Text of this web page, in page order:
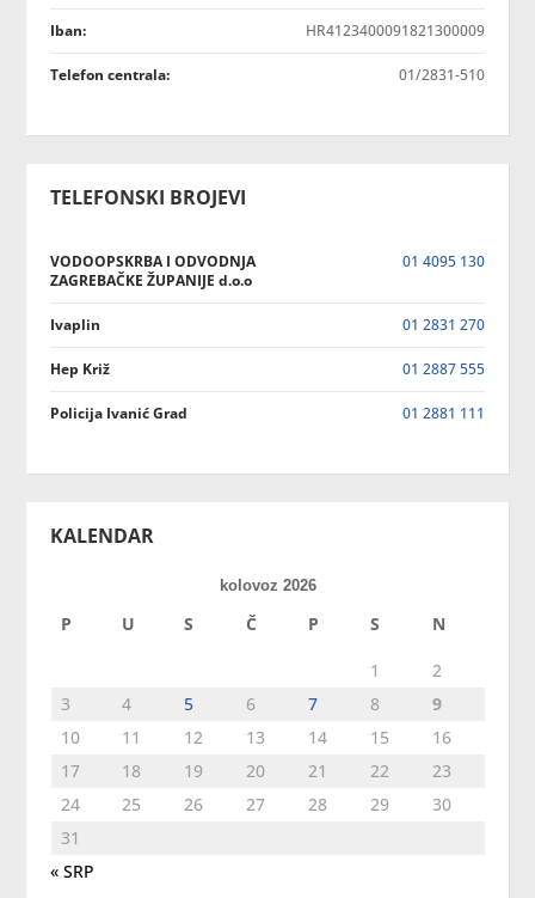
Iban: HR4123400091821300009
Telefon centrala: 01/2831-510
TELEFONSKI BROJEVI
VODOOPSKRBA I ODVODNJA
ZAGREBAČKE ŽUPANIJE d.o.o
01 4095 130
Ivaplin 01 2831 270
Hep Križ 01 2887 555
Policija Ivanić Grad 01 2881 111
KALENDAR
kolovoz 2026
P U S Č P S N
1
2
3
4 5 6 7 8
9
10
11 12 13 14 15
16
17
18 19 20 21 22
23
24
25 26 27 28 29
30
31
« SRP